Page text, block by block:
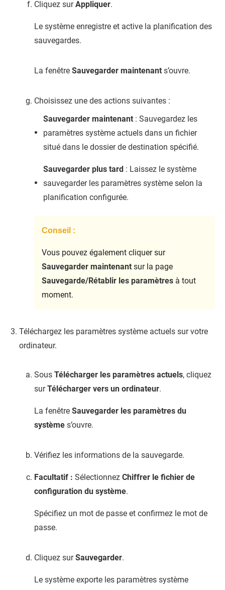
Cliquez surAppliquer.
Le système enregistre et active la planification des
sauvegardes.
La fenêtre Sauvegarder maintenant s’ouvre.
Choisissez une des actions suivantes :
Sauvegarder maintenant : Sauvegardez les
paramètres système actuels dans un fichier
situé dans le dossier de destination spécifié.
Sauvegarder plus tard : Laissez le système
sauvegarder les paramètres système selon la
planification configurée.
Conseil :
Vous pouvez également cliquer sur
Sauvegarder maintenant sur la page
Sauvegarde/Rétablir les paramètres à tout
moment.
Téléchargez les paramètres système actuels sur votre
ordinateur.
Sous Télécharger les paramètres actuels, cliquez
surTélécharger vers un ordinateur.
La fenêtre Sauvegarder les paramètres du
système s’ouvre.
Vérifiez les informations de la sauvegarde.
Facultatif : Sélectionnez Chiffrer le fichier de
configuration du système.
Spécifiez un mot de passe et confirmez le mot de
passe.
Cliquez surSauvegarder.
Le système exporte les paramètres système